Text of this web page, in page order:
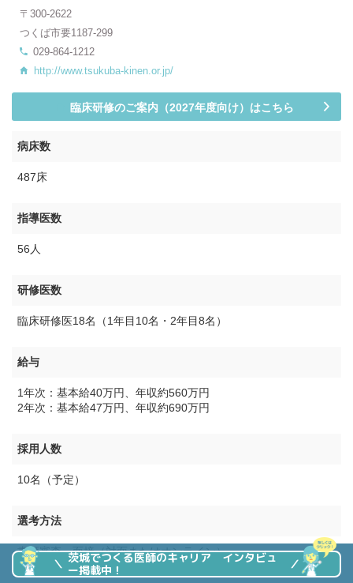
〒300-2622
つくば市要1187-299
029-864-1212
http://www.tsukuba-kinen.or.jp/
臨床研修のご案内（2027年度向け）はこちら
病床数
487床
指導医数
56人
研修医数
臨床研修医18名（1年目10名・2年目8名）
給与
1年次：基本給40万円、年収約560万円
2年次：基本給47万円、年収約690万円
採用人数
10名（予定）
選考方法
書類審査、面接（対面またはオンライン）
茨城でつくる医師のキャリア インタビュ
ー掲載中！